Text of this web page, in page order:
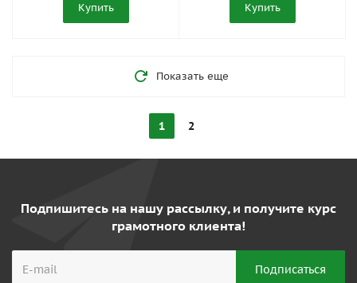
Купить Купить
Показать еще
1 2
Подпишитесь на нашу рассылку, и получите курс
грамотного клиента!